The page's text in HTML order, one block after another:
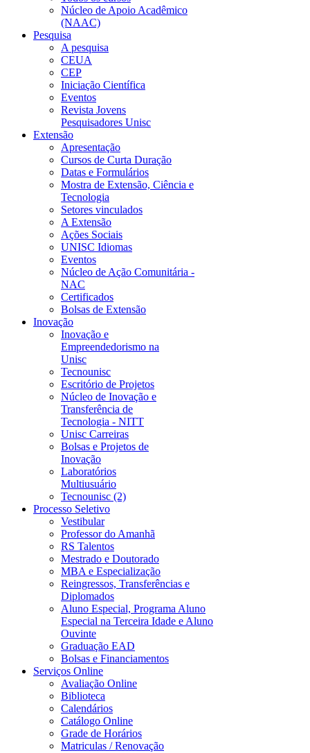
Núcleo de Apoio Acadêmico
(NAAC)
Pesquisa
A pesquisa
CEUA
CEP
Iniciação Científica
Eventos
Revista Jovens
Pesquisadores Unisc
Extensão
Apresentação
Cursos de Curta Duração
Datas e Formulários
Mostra de Extensão, Ciência e
Tecnologia
Setores vinculados
A Extensão
Ações Sociais
UNISC Idiomas
Eventos
Núcleo de Ação Comunitária -
NAC
Certificados
Bolsas de Extensão
Inovação
Inovação e
Empreendedorismo na
Unisc
Tecnounisc
Escritório de Projetos
Núcleo de Inovação e
Transferência de
Tecnologia - NITT
Unisc Carreiras
Bolsas e Projetos de
Inovação
Laboratórios
Multiusuário
Tecnounisc (2)
Processo Seletivo
Vestibular
Professor do Amanhã
RS Talentos
Mestrado e Doutorado
MBA e Especialização
Reingressos, Transferências e
Diplomados
Aluno Especial, Programa Aluno
Especial na Terceira Idade e Aluno
Ouvinte
Graduação EAD
Bolsas e Financiamentos
Serviços Online
Avaliação Online
Biblioteca
Calendários
Catálogo Online
Grade de Horários
Matriculas / Renovação